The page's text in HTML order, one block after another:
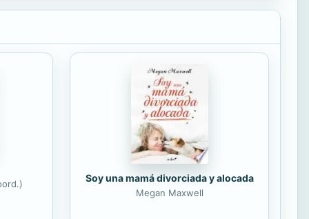
Soy una mamá divorciada y alocada
Megan Maxwell